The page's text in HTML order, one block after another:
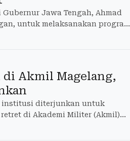
Jawa Tengah, Ahmad
untuk melaksanakan program-
di Akmil Magelang,
institusi diterjunkan untuk
di Akademi Militer (Akmil)